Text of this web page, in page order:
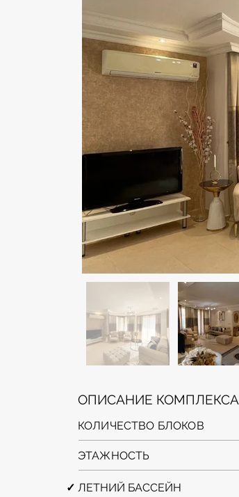
ОПИСАНИЕ КОМПЛЕКСА
КОЛИЧЕСТВО БЛОКОВ
ЭТАЖНОСТЬ
✓ ЛЕТНИЙ БАССЕЙН